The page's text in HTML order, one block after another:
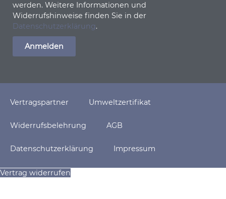
werden. Weitere Informationen und
Widerrufshinweise finden Sie in der
Datenschutzerklärung.
Anmelden
Vertragspartner Umweltzertifikat
Widerrufsbelehrung AGB
Datenschutzerklärung Impressum
Vertrag widerrufen